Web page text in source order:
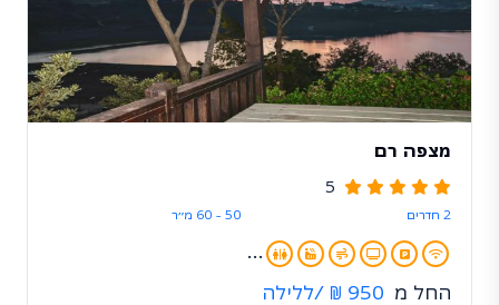
מצפה רם
5
2 חדרים 50 - 60 מ״ר
...
החל מ 950 ₪ /ללילה